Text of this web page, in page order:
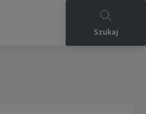
Szukaj